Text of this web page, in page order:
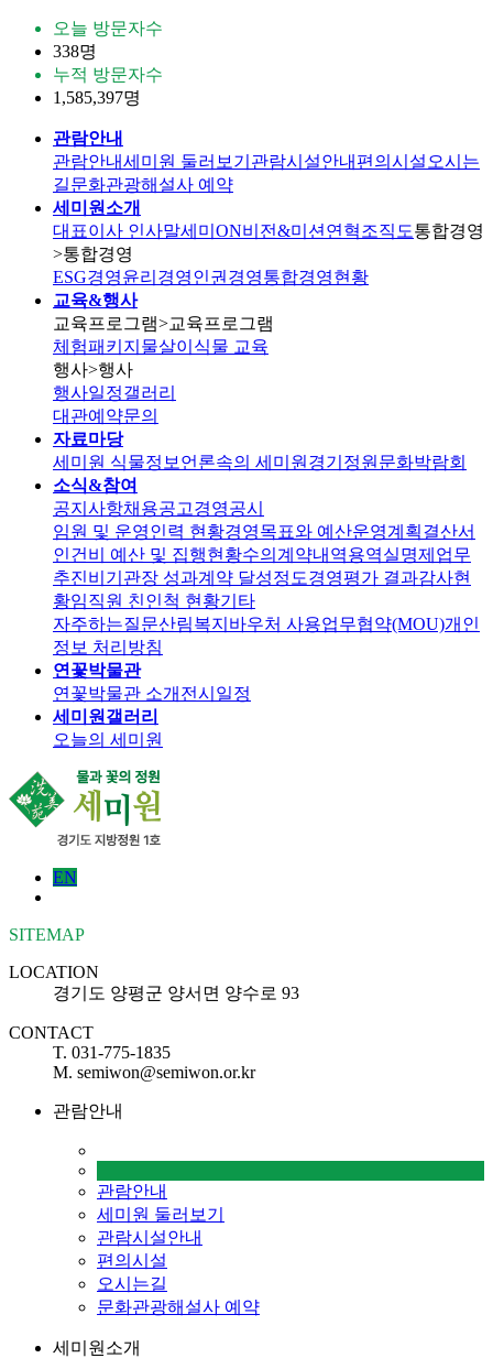
오늘 방문자수
338명
누적 방문자수
1,585,397명
관람안내
관람안내세미원 둘러보기 관람시설안내 편의시설 오시는
길문화관광해설사 예약
세미원소개
대표이사 인사말세미ON비전&미션 연혁조직도통합경영
>통합경영
ESG경영윤리경영인권경영통합경영현황
교육&행사
교육프로그램>교육프로그램
체험패키지 물살이식물 교육
행사>행사
행사일정갤러리
대관예약문의
자료마당
세미원 식물정보 언론속의 세미원 경기정원문화박람회
소식&참여
공지사항채용공고경영공시
임원 및 운영인력 현황경영목표와 예산운영계획결산서
인건비 예산 및 집행현황수의계약내역용역실명제 업무
추진비 기관장 성과계약 달성정도경영평가 결과감사현
황임직원 친인척 현황기타
자주하는질문산림복지바우처 사용업무협약(MOU)개인
정보 처리방침
연꽃박물관
연꽃박물관 소개 전시일정
세미원갤러리
오늘의 세미원
EN
SITEMAP
LOCATION
경기도 양평군 양서면 양수로 93
CONTACT
T. 031-775-1835
M. semiwon@semiwon.or.kr
관람안내
관람안내
세미원 둘러보기
관람시설안내
편의시설
오시는길
문화관광해설사 예약
세미원소개